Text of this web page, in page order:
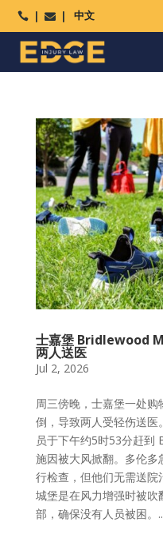
  中文
士嘉堡 Bridlewood
两人送医
Jul 2, 2026
周三傍晚，士嘉堡一处
倒，导致两人受轻伤送医
员于下午约5时53分赶到
施因被大风掀翻。多伦
行检查，但他们无需送
城堡是在风力增强时被
部，确保没有人员被困。